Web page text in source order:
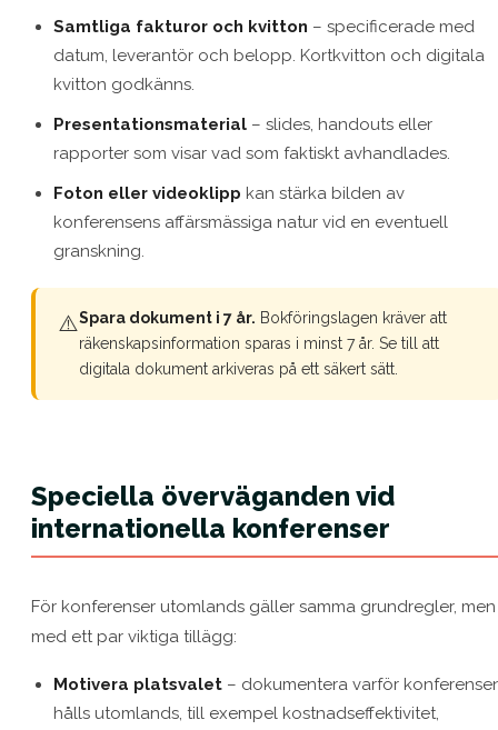
Samtliga fakturor och kvitton – specificerade med
datum, leverantör och belopp. Kortkvitton och digitala
kvitton godkänns.
Presentationsmaterial – slides, handouts eller
rapporter som visar vad som faktiskt avhandlades.
Foton eller videoklipp kan stärka bilden av
konferensens affärsmässiga natur vid en eventuell
granskning.
⚠️Spara dokument i 7 år. Bokföringslagen kräver att
räkenskapsinformation sparas i minst 7 år. Se till att
digitala dokument arkiveras på ett säkert sätt.
Speciella överväganden vid
internationella konferenser
För konferenser utomlands gäller samma grundregler, men
med ett par viktiga tillägg:
Motivera platsvalet – dokumentera varför
hålls utomlands, till exempel kostnadseffektivitet,